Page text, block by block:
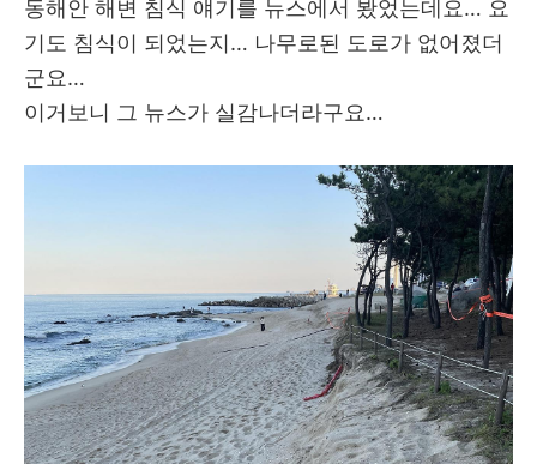
동해안 해변 침식 얘기를 뉴스에서 봤었는데요… 요
기도 침식이 되었는지… 나무로된 도로가 없어졌더
군요…
이거보니 그 뉴스가 실감나더라구요…